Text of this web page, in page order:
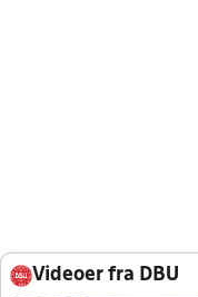
Videoer fra DBU